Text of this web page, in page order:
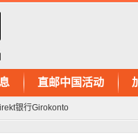
直邮中国活动
银行Girokonto